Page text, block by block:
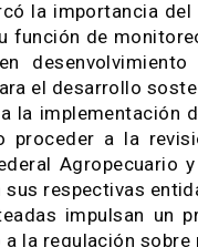
en zonas de
el
eficientes y
en la salud y el
y de la
e
la